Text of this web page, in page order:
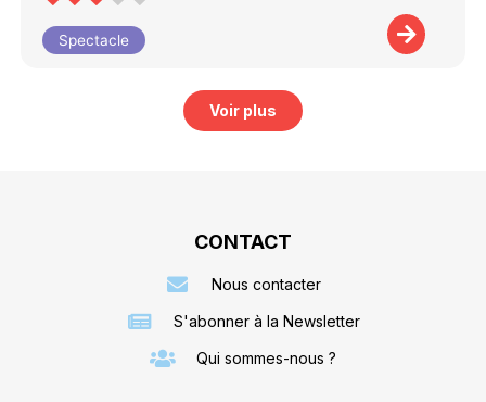
Spectacle
Voir plus
CONTACT
Nous contacter
S'abonner à la Newsletter
Qui sommes-nous ?